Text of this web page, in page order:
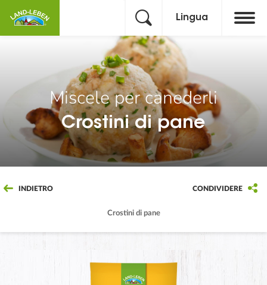
Lingua
Miscele per canederli
Crostini di pane
INDIETRO
Crostini di pane
CONDIVIDERE